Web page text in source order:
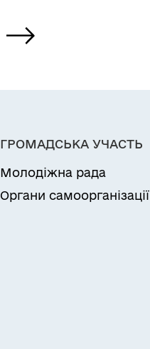
ГРОМАДСЬКА УЧАСТЬ
Молодіжна рада
Органи самоорганізації